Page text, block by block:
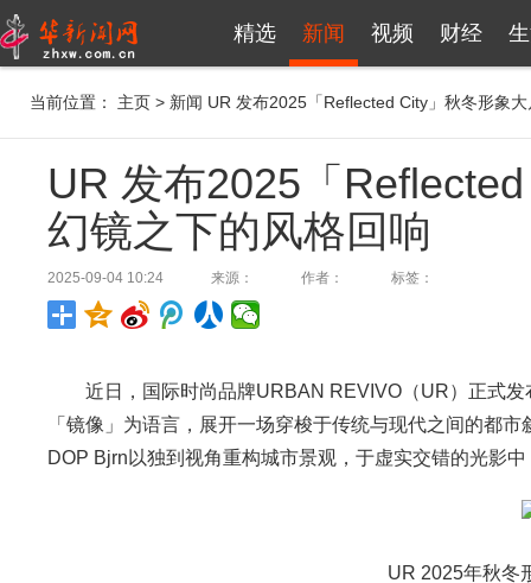
精选 新闻 视频 财经
当前位置： 主页 > 新闻 UR 发布2025「Reflected City」秋冬形象
UR 发布2025「
幻镜之下的风格回响
2025-09-04 10:24 来源： 作者： 标签：
近日，国际时尚品牌URBAN REVIVO（UR）正式
「镜像」为语言，展开一场穿梭于传统与现代之间的都
DOP Bjrn以独到视角重构城市景观，于虚实交错的光影
UR 2025年秋冬